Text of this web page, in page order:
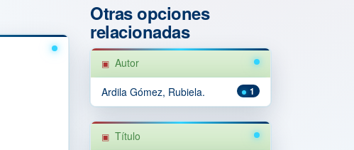
Otras opciones
relacionadas
Autor
1
Ardila Gómez, Rubiela.
Título